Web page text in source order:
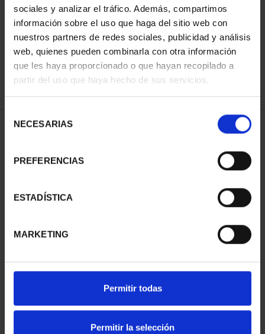
sociales y analizar el tráfico. Además, compartimos
información sobre el uso que haga del sitio web con
nuestros partners de redes sociales, publicidad y análisis
web, quienes pueden combinarla con otra información
que les haya proporcionado o que hayan recopilado a
partir del uso que haya hecho de sus servicios.
NECESARIAS
PREFERENCIAS
ESTADÍSTICA
MARKETING
Permitir todas
Permitir la selección
ORDENAR POR:
REFINAR
1 Productos encontrados
CIUDADES PATRIMONIO
73,00 €